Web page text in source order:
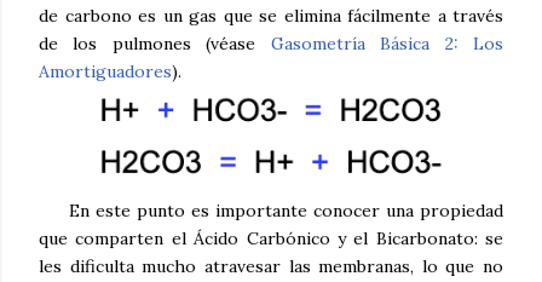
de carbono es un gas que se elimina fácilmente a través
de los pulmones (véase Gasometría Básica 2: Los
Amortiguadores).
En este punto es importante conocer una propiedad
que comparten el Ácido Carbónico y el Bicarbonato: se
les dificulta mucho atravesar las membranas, lo que no